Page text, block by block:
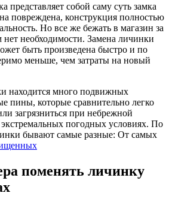
представляет собой саму суть замка
повреждена, конструкция полностью
Но все же бежать в магазин за
необходимости. Замена личинки
быть произведена быстро и по
меньше, чем затраты на новый
находится много подвижных
пины, которые сравнительно легко
загрязниться при небрежной
погодных условиях. По
бывают самые разные: От самых
поменять личинку